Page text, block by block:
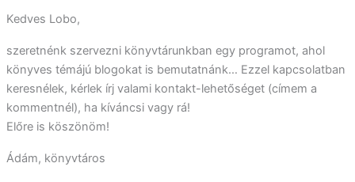
Kedves Lobo,
szeretnénk szervezni könyvtárunkban egy programot, ahol
könyves témájú blogokat is bemutatnánk… Ezzel kapcsolatban
keresnélek, kérlek írj valami kontakt-lehetőséget (címem a
kommentnél), ha kíváncsi vagy rá!
Előre is köszönöm!
Ádám, könyvtáros